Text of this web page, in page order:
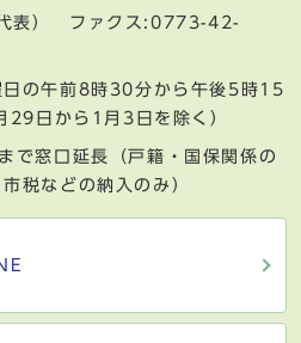
代表） ファクス:0773-42-
の午前8時30分から午後5時15
29日から1月3日を除く）
で窓口延長（戸籍・国保関係の
税などの納入のみ）